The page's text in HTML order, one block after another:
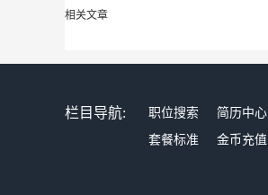
相关文章
栏目导航: 职位搜索 简历中心
套餐标准
金币充值